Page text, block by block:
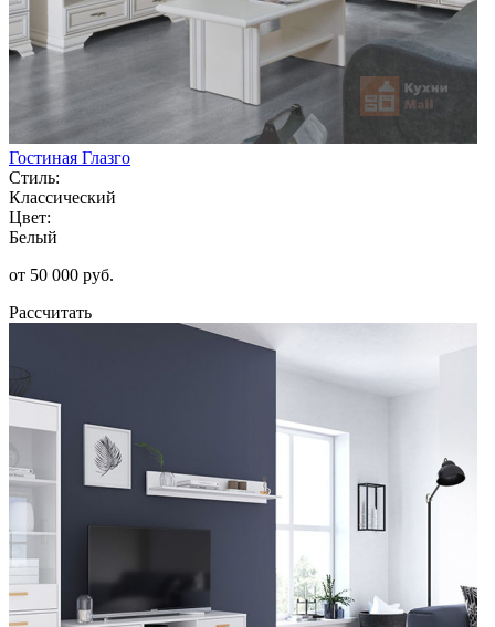
Гостиная Глазго
Стиль:
Классический
Цвет:
Белый
от 50 000 руб.
Рассчитать